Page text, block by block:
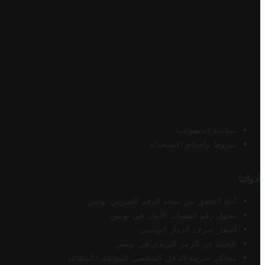
سياسة الخصوصية
شروط وأحكام الاستخدام
أدواتنا
أداة التحقق من صحة الرقم الضريبي تونس
محول رقم الحساب الآيبان في تونس
أسعار صرف الدينار التونسي
البحث عن الرمز البريدي في تونس
محاكي ضريبة الدخل الشخصي للموظف/المتقاعد